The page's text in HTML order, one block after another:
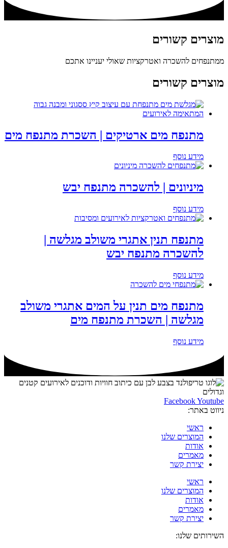
מוצרים קשורים
ממתנפחים להשכרה ואטרקציות שאולי יעניינו אתכם
מוצרים קשורים
מתנפח מים ארטיקים | השכרת מתנפח מים
מידע נוסף
מיניונים | להשכרה מתנפח יבש
מידע נוסף
מתנפח תנין אתגרי משולב מגלשה |
להשכרה מתנפח יבש
מידע נוסף
מתנפח מים תנין על המים אתגרי משולב
מגלשה | השכרת מתנפח מים
מידע נוסף
FacebookYoutube
ניווט באתר:
ראשי
המוצרים שלנו
אודות
מאמרים
יצירת קשר
ראשי
המוצרים שלנו
אודות
מאמרים
יצירת קשר
השירותים שלנו: